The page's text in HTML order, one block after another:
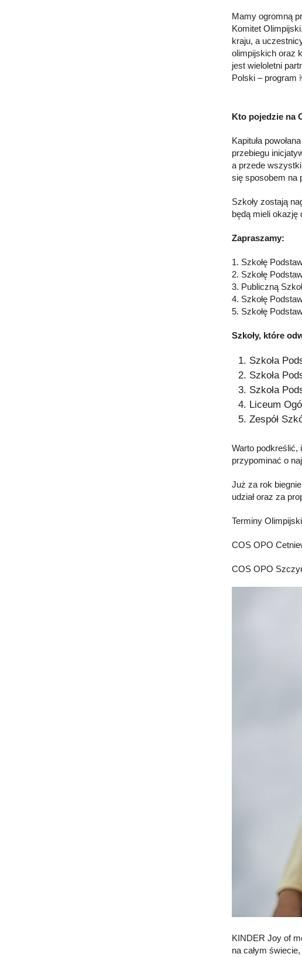
Mamy ogromną
Komitet
kraju, a
olimpijskich oraz
jest wieloletni
Polski – program
Kto pojedzie na
Kapituła
przebiegu
a przede
się sposobem na
Szkoły zostają
będą mieli
Zapraszamy:
1. Szkołę
2. Szkołę
3. Publiczną
4. Szkołę
5. Szkołę
Szkoły, które
Szkoła
Szkoła
Szkoła
Liceum
Zespół
Warto podkreślić,
przypominać o
Już za rok
udział oraz za
Terminy
COS OPO
COS OPO
KINDER Joy of
na całym